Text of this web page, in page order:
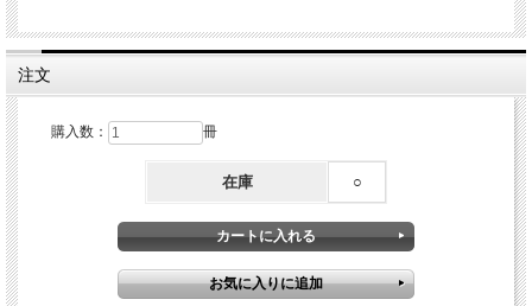
で確立されたのも、山下氏らの研究に負うところが大きい。
対談を読むと、放射線の問題を巡る言論や報道に、いかに「虚言」が多いことか分
かる。取りざたされるセシウムは、実はチェルノブイリでまったく病変を引き起こ
ら差はない。含蓄に富む著者と山下氏のやり取りから、これらの事実に思わず納得
事故の直後、その発言から御用学者の汚名を着せられた山下氏の「真意」も随所か
ら伝わり、読み応えある内容だ（2011年11月24日付電気新聞「新刊紹介」より）
・1章 対談 放射能の真実
パート1 恐怖との戦い
注文
購入数： 冊
在庫 ○